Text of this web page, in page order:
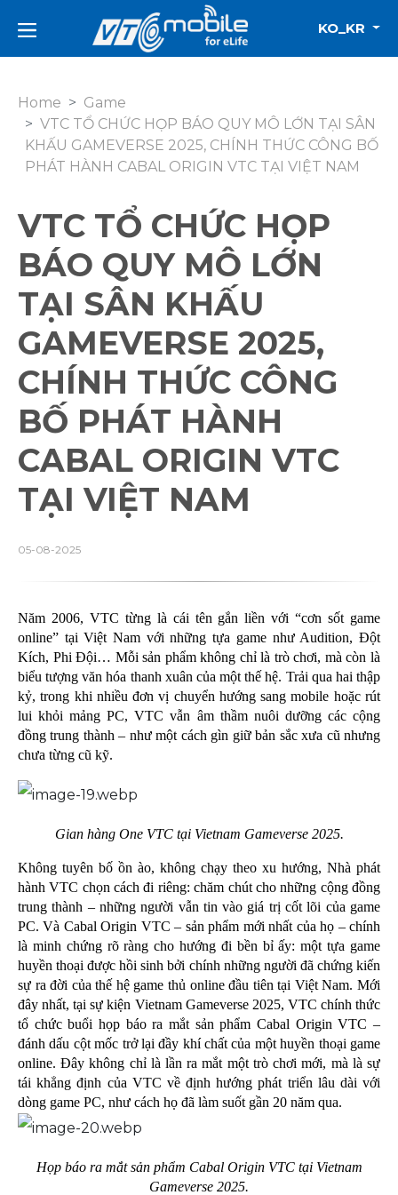
KO_KR
Home
Game
VTC TỔ CHỨC HỌP BÁO QUY MÔ LỚN TẠI SÂN
KHẤU GAMEVERSE 2025, CHÍNH THỨC CÔNG BỐ
PHÁT HÀNH CABAL ORIGIN VTC TẠI VIỆT NAM
VTC TỔ CHỨC HỌP
BÁO QUY MÔ LỚN
TẠI SÂN KHẤU
GAMEVERSE 2025,
CHÍNH THỨC CÔNG
BỐ PHÁT HÀNH
CABAL ORIGIN VTC
TẠI VIỆT NAM
05-08-2025
Năm 2006, VTC từng là cái tên gắn liền với “cơn sốt game
online” tại Việt Nam với những tựa game như Audition, Đột
Kích, Phi Đội… Mỗi sản phẩm không chỉ là trò chơi, mà còn là
biểu tượng văn hóa thanh xuân của một thế hệ. Trải qua hai thập
kỷ, trong khi nhiều đơn vị chuyển hướng sang mobile hoặc rút
lui khỏi mảng PC, VTC vẫn âm thầm nuôi dưỡng các cộng
đồng trung thành – như một cách gìn giữ bản sắc xưa cũ nhưng
chưa từng cũ kỹ.
Gian hàng One VTC tại Vietnam Gameverse 2025.
Không tuyên bố ồn ào, không chạy theo xu hướng, Nhà phát
hành VTC chọn cách đi riêng: chăm chút cho những cộng đồng
trung thành – những người vẫn tin vào giá trị cốt lõi của game
PC. Và Cabal Origin VTC – sản phẩm mới nhất của họ – chính
là minh chứng rõ ràng cho hướng đi bền bỉ ấy: một tựa game
huyền thoại được hồi sinh bởi chính những người đã chứng kiến
sự ra đời của thế hệ game thủ online đầu tiên tại Việt Nam. Mới
đây nhất, tại sự kiện Vietnam Gameverse 2025, VTC chính thức
tổ chức buổi họp báo ra mắt sản phẩm Cabal Origin VTC –
đánh dấu cột mốc trở lại đầy khí chất của một huyền thoại game
online. Đây không chỉ là lần ra mắt một trò chơi mới, mà là sự
tái khẳng định của VTC về định hướng phát triển lâu dài với
dòng game PC, như cách họ đã làm suốt gần 20 năm qua.
Họp báo ra mắt sản phẩm Cabal Origin VTC tại Vietnam
Gameverse 2025.